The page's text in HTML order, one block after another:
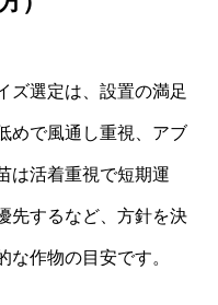
ズ選定は、設置の満足
めで風通し重視、アブ
は活着重視で短期運
先するなど、方針を決
作物の目安です。